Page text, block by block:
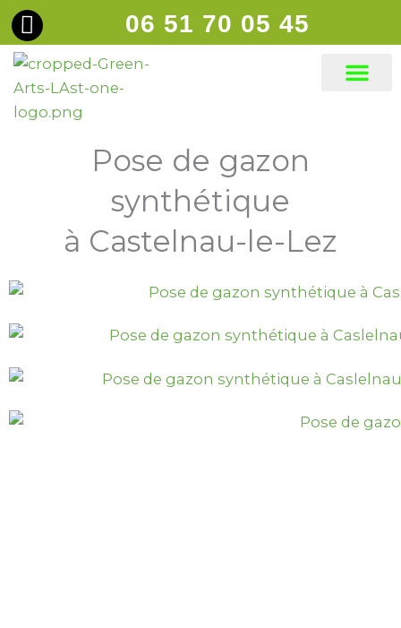
principal
Aller
au
contenu
06 51 70 05 45
Pose de gazon
synthétique
à Castelnau-le-Lez